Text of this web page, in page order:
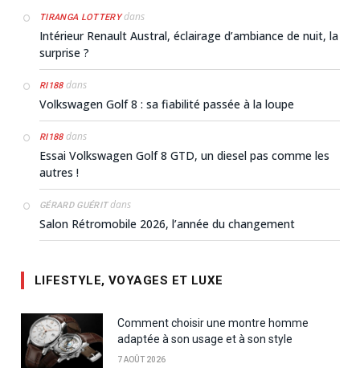
TIRANGA LOTTERYdans
Intérieur Renault Austral, éclairage d’ambiance de nuit, la
surprise ?
RI188dans
Volkswagen Golf 8 : sa fiabilité passée à la loupe
RI188dans
Essai Volkswagen Golf 8 GTD, un diesel pas comme les
autres !
GÉRARD GUÉRITdans
Salon Rétromobile 2026, l’année du changement
LIFESTYLE, VOYAGES ET LUXE
Comment choisir une montre homme
adaptée à son usage et à son style
7 AOÛT 2026